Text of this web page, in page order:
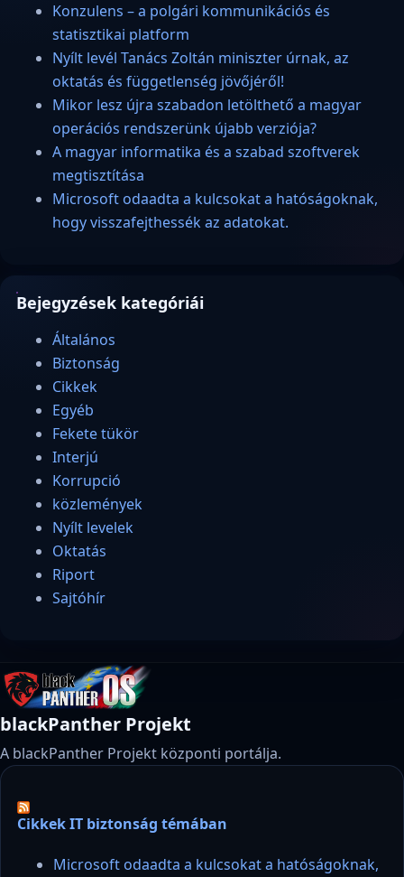
Konzulens – a polgári kommunikációs és
statisztikai platform
Nyílt levél Tanács Zoltán miniszter úrnak, az
oktatás és függetlenség jövőjéről!
Mikor lesz újra szabadon letölthető a magyar
operációs rendszerünk újabb verziója?
A magyar informatika és a szabad szoftverek
megtisztítása
Microsoft odaadta a kulcsokat a hatóságoknak,
hogy visszafejthessék az adatokat.
Bejegyzések kategóriái
Általános
Biztonság
Cikkek
Egyéb
Fekete tükör
Interjú
Korrupció
közlemények
Nyílt levelek
Oktatás
Riport
Sajtóhír
blackPanther Projekt
A blackPanther Projekt központi portálja.
Cikkek IT biztonság témában
Microsoft odaadta a kulcsokat a hatóságoknak,